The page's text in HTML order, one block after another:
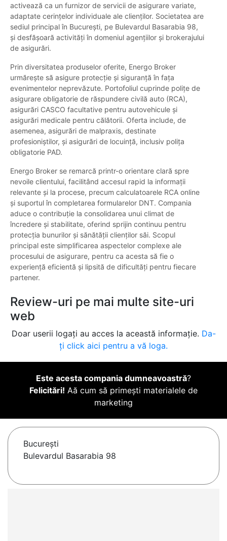
activează ca un furnizor de servicii de asigurare variate,
adaptate cerințelor individuale ale clienților. Societatea are
sediul principal în București, pe Bulevardul Basarabia 98,
și desfășoară activități în domeniul agențiilor și brokerajului
de asigurări.
Prin diversitatea produselor oferite, Energo Broker
urmărește să asigure protecție și siguranță în fața
evenimentelor neprevăzute. Portofoliul cuprinde polițe de
asigurare obligatorie de răspundere civilă auto (RCA),
asigurări CASCO facultative pentru autovehicule și
asigurări medicale pentru călătorii. Oferta include, de
asemenea, asigurări de malpraxis, destinate
profesioniștilor, și asigurări de locuință, inclusiv polița
obligatorie PAD.
Energo Broker se remarcă printr-o orientare clară spre
nevoile clientului, facilitând accesul rapid la informații
relevante și la procese, precum calculatoarele RCA online
și suportul în completarea formularelor DNT. Compania
aduce o contribuție la consolidarea unui climat de
încredere și stabilitate, oferind sprijin continuu pentru
protecția bunurilor și sănătății clienților săi. Scopul
principal este simplificarea aspectelor complexe ale
procesului de asigurare, pentru ca acesta să fie o
experiență eficientă și lipsită de dificultăți pentru fiecare
partener.
Review-uri pe mai multe site-uri
web
Doar userii logați au acces la această informație. Da-
ți click aici pentru a vă loga.
Este acesta compania dumneavoastră?
Felicitări! Aă cum să primești materialele de
marketing
Bucureşti
Bulevardul Basarabia 98